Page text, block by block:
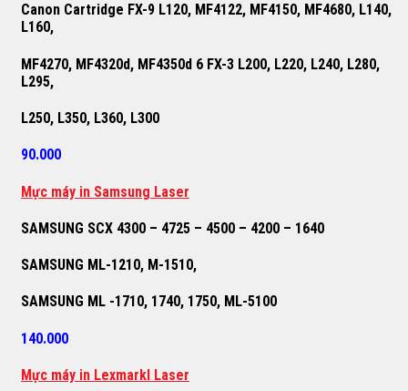
Canon Cartridge FX-9 L120, MF4122, MF4150, MF4680, L140,
L160,
MF4270, MF4320d, MF4350d 6 FX-3 L200, L220, L240, L280,
L295,
L250, L350, L360, L300
90.000
Mực máy in Samsung Laser
SAMSUNG SCX 4300 – 4725 – 4500 – 4200 – 1640
SAMSUNG ML-1210, M-1510,
SAMSUNG ML -1710, 1740, 1750, ML-5100
140.000
Mực máy in Lexmarkl Laser